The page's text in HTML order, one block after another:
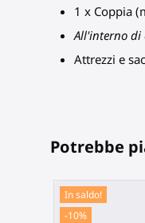
1 x Coppia
All'interno di
Attrezzi e
Potrebbe
In saldo!
-10%